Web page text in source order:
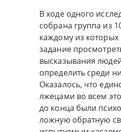
В ходе одного
собрана группа из
каждому из
задание
высказывания
определить среди
Оказалось, что
лжецами во всем
до конца были
ложную обратную